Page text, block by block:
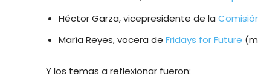
Héctor Garza, vicepresidente de la
María Reyes, vocera de Fridays for Future
Y los temas a reflexionar fueron: